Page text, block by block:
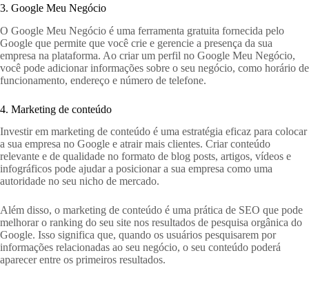
3. Google Meu Negócio
O Google Meu Negócio é uma ferramenta gratuita fornecida pelo
Google que permite que você crie e gerencie a presença da sua
empresa na plataforma. Ao criar um perfil no Google Meu Negócio,
você pode adicionar informações sobre o seu negócio, como horário de
funcionamento, endereço e número de telefone.
4. Marketing de conteúdo
Investir em marketing de conteúdo é uma estratégia eficaz para colocar
a sua empresa no Google e atrair mais clientes. Criar conteúdo
relevante e de qualidade no formato de blog posts, artigos, vídeos e
infográficos pode ajudar a posicionar a sua empresa como uma
autoridade no seu nicho de mercado.
Além disso, o marketing de conteúdo é uma prática de SEO que pode
melhorar o ranking do seu site nos resultados de pesquisa orgânica do
Google. Isso significa que, quando os usuários pesquisarem por
informações relacionadas ao seu negócio, o seu conteúdo poderá
aparecer entre os primeiros resultados.